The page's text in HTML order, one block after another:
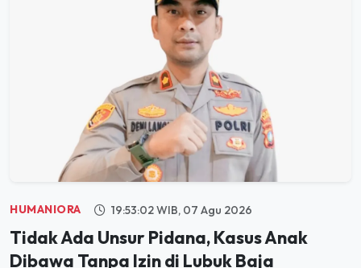
HUMANIORA 19:53:02 WIB, 07 Agu 2026
Tidak Ada Unsur Pidana, Kasus Anak
Dibawa Tanpa Izin di Lubuk Baja
Dihentikan